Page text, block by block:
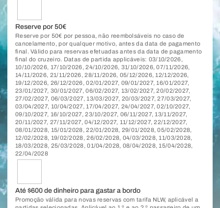
Reserve por 50€
Reserve por 50€ por pessoa, não reembolsáveis no caso de
cancelamento, por qualquer motivo, antes da data de pagamento
final. Válido para reservas efetuadas antes da data de pagamento
final do cruzeiro. Datas de partida applicáveis: 03/10/2026,
10/10/2026, 17/10/2026, 24/10/2026, 31/10/2026, 07/11/2026,
14/11/2026, 21/11/2026, 28/11/2026, 05/12/2026, 12/12/2026,
19/12/2026, 26/12/2026, 02/01/2027, 09/01/2027, 16/01/2027,
23/01/2027, 30/01/2027, 06/02/2027, 13/02/2027, 20/02/2027,
27/02/2027, 06/03/2027, 13/03/2027, 20/03/2027, 27/03/2027,
03/04/2027, 10/04/2027, 17/04/2027, 24/04/2027, 02/10/2027,
09/10/2027, 16/10/2027, 23/10/2027, 06/11/2027, 13/11/2027,
20/11/2027, 27/11/2027, 04/12/2027, 11/12/2027, 22/12/2027,
08/01/2028, 15/01/2028, 22/01/2028, 29/01/2028, 05/02/2028,
12/02/2028, 19/02/2028, 26/02/2028, 04/03/2028, 11/03/2028,
18/03/2028, 25/03/2028, 01/04/2028, 08/04/2028, 15/04/2028,
22/04/2028
Até $600 de dinheiro para gastar a bordo
Promoção válida para novas reservas com tarifa NLW, aplicável a